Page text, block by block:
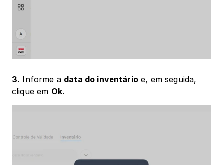
3. Informe a data do inventário e, em seguida,
clique em Ok.